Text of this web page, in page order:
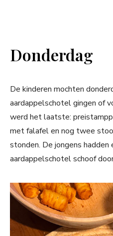
Donderdag
De kinderen mochten
aardappelschotel gingen of
werd het laatste:
met falafel en nog twee
stonden. De jongens
aardappelschotel schoof